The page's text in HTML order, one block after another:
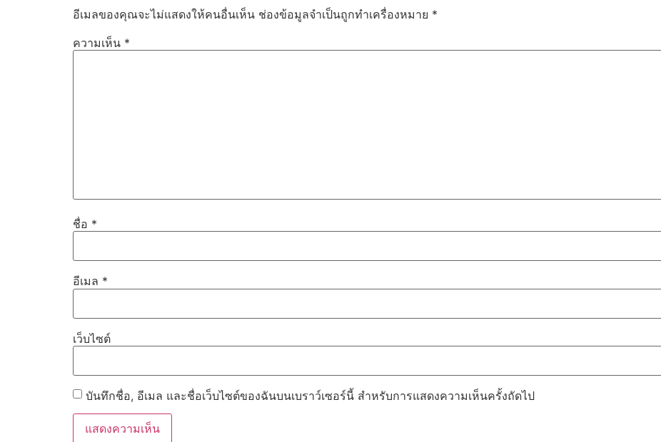
อีเมลของคุณจะไม่แสดงให้คนอื่นเห็น ช่องข้อมูลจำเป็นถูกทำเครื่องหมาย *
ความเห็น *
ชื่อ *
อีเมล *
เว็บไซต์
บันทึกชื่อ, อีเมล และชื่อเว็บไซต์ของฉันบนเบราว์เซอร์นี้ สำหรับการแสดงความเห็นครั้งถัดไป